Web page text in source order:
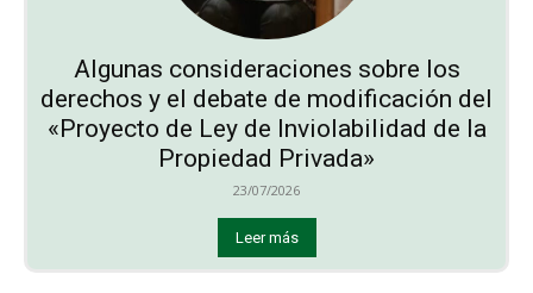
Algunas consideraciones sobre los
derechos y el debate de modificación del
«Proyecto de Ley de Inviolabilidad de la
Propiedad Privada»
23/07/2026
Leer más